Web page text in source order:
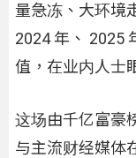
量急冻、大环境
2024 年、 2025
值，在业内人士
这场由千亿富豪
与主流财经媒体